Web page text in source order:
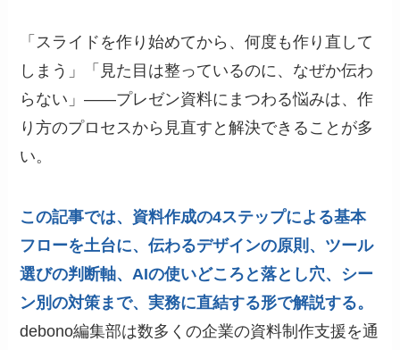
「スライドを作り始めてから、何度も作り直して
しまう」「見た目は整っているのに、なぜか伝わ
らない」——プレゼン資料にまつわる悩みは、作
り方のプロセスから見直すと解決できることが多
い。
この記事では、資料作成の4ステップによる基本
フローを土台に、伝わるデザインの原則、ツール
選びの判断軸、AIの使いどころと落とし穴、シー
ン別の対策まで、実務に直結する形で解説する。
debono編集部は数多くの企業の資料制作支援を通